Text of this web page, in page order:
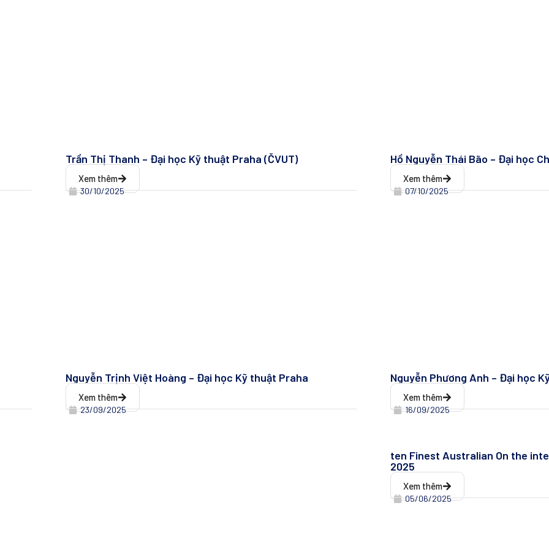
Trần Thị Thanh – Đại học Kỹ thuật Praha (ČVUT)
Xem thêm
30/10/2025
Hồ Nguyễn Thái Bão – Đại học
Xem thêm
07/10/2025
Nguyễn Trịnh Việt Hoàng – Đại học Kỹ thuật Praha
Xem thêm
23/09/2025
Nguyễn Phương Anh – Đại học
Xem thêm
16/09/2025
ten Finest Australian On the
2025
Xem thêm
05/06/2025